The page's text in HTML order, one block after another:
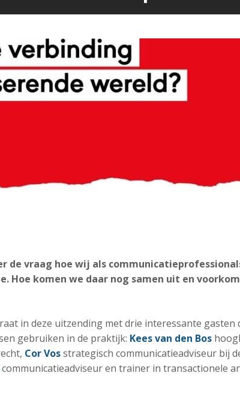
de vraag hoe wij als
Hoe komen we daar nog samen uit en
in deze uitzending met drie interessante gasten
gebruiken in de praktijk: Kees van den Bos
Cor Vosstrategisch communicatieadviseur bij
communicatieadviseur en trainer in transactionele